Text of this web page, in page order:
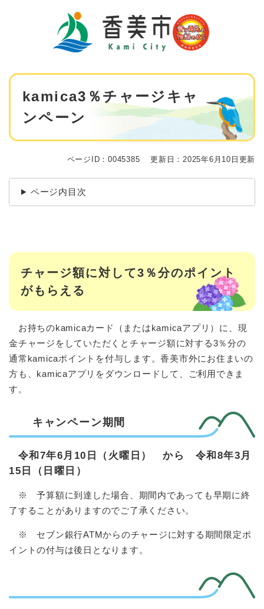
本
kamica3％チャージキャ
ンペーン
ページID：0045385 更新日：2025年6月10日更新
ページ内目次
チャージ額に対して3％分のポイント
がもらえる
お持ちのkamicaカード（またはkamicaアプリ）に、現
金チャージをしていただくとチャージ額に対する3％分の
通常kamicaポイントを付与します。香美市外にお住まいの
方も、kamicaアプリをダウンロードして、ご利用できま
す。
キャンペーン期間
令和7年6月10日（火曜日） から 令和8年3月
15日（日曜日）
※ 予算額に到達した場合、期間内であっても早期に終
了することがありますのでご了承ください。
※ セブン銀行ATMからのチャージに対する期間限定ポ
イントの付与は後日となります。